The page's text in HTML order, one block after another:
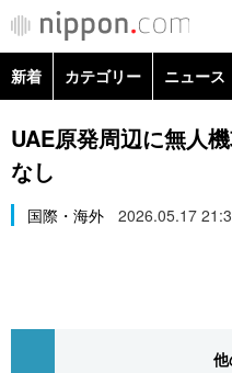
カテゴリー
経済・ビジネス
トップ
In-depth
新着 カテゴリー ニュース
政治・外交
経済・ビジネス
UAE原発周辺に無人
なし
国際・海外 2026.05.17